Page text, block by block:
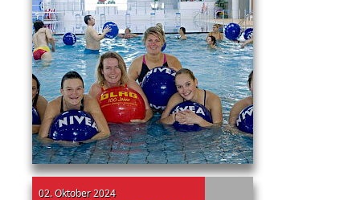
02. Oktober 2024